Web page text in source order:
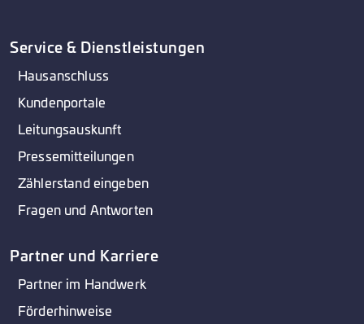
Service & Dienstleistungen
Hausanschluss
Kundenportale
Leitungsauskunft
Pressemitteilungen
Zählerstand eingeben
Fragen und Antworten
Partner und Karriere
Partner im Handwerk
Förderhinweise